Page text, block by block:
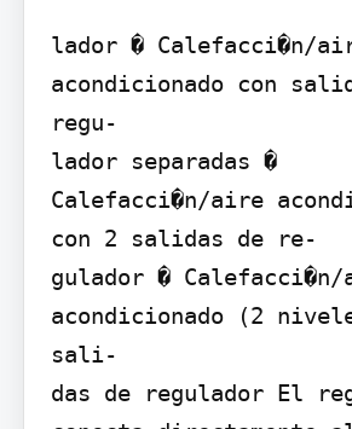
lador � Calefacci�n/
acondicionado con
regu-
lador separadas �
Calefacci�n/aire
con 2 salidas de re-
gulador �
acondicionado (2
sali-
das de regulador El